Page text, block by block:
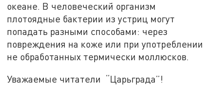
океане. В человеческий организм
плотоядные бактерии из устриц могут
попадать разными способами: через
повреждения на коже или при употреблении
не обработанных термически моллюсков.
Уважаемые читатели “Царьграда”!